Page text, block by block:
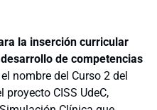
la inserción curricular
de competencias
nombre del Curso 2 del
CISS UdeC,